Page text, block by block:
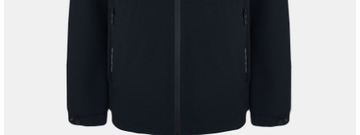
Москва